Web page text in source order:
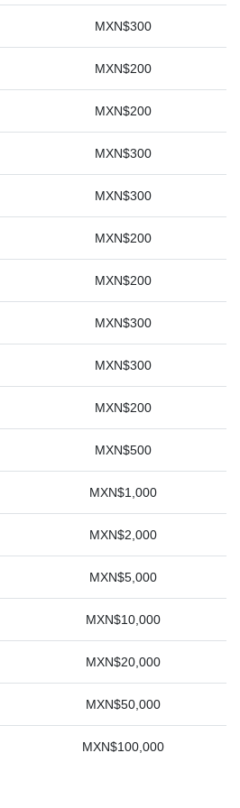
MXN$300
MXN$200
MXN$200
MXN$300
MXN$300
MXN$200
MXN$200
MXN$300
MXN$300
MXN$200
MXN$500
MXN$1,000
MXN$2,000
MXN$5,000
MXN$10,000
MXN$20,000
MXN$50,000
MXN$100,000